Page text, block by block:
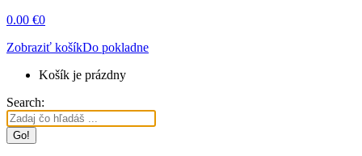
0.00 €0
Zobraziť košíkDo pokladne
Košík je prázdny
Search: